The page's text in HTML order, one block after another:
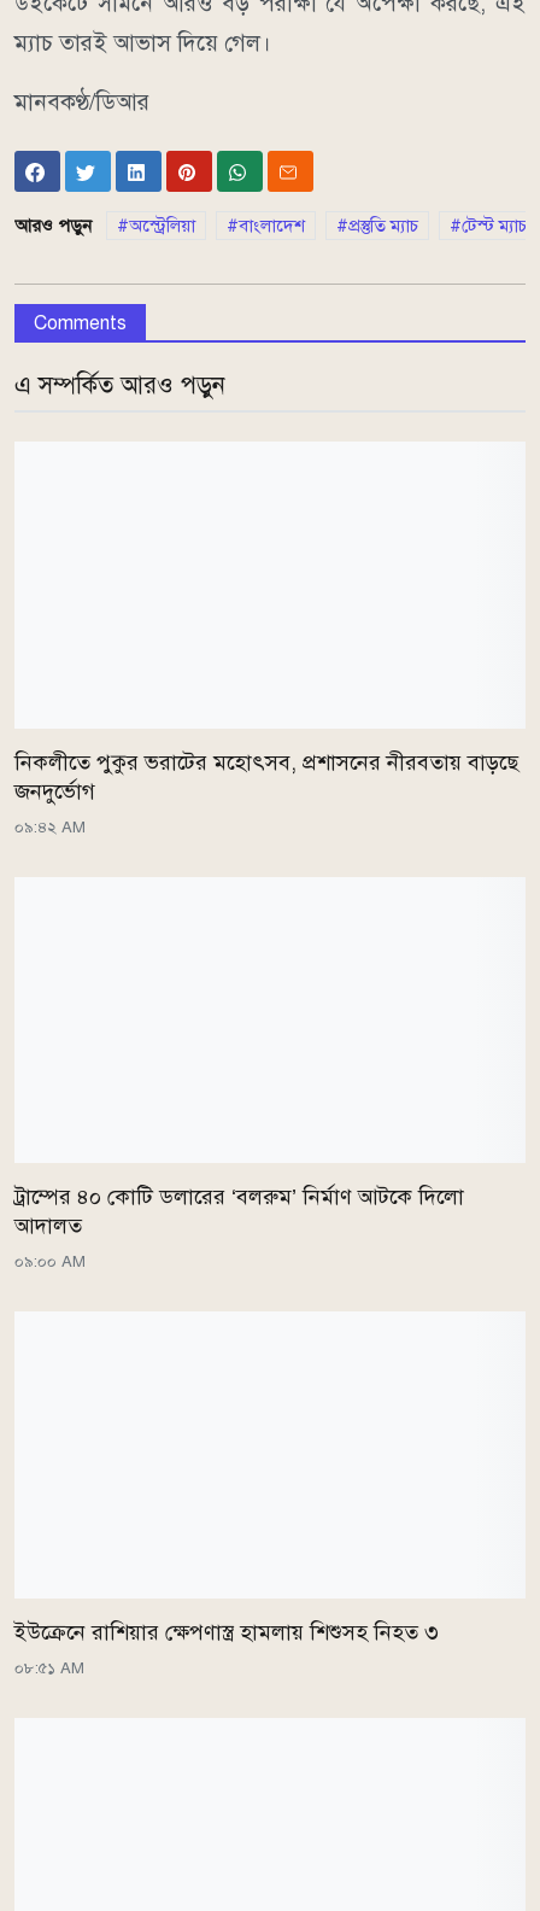
ম্যাচ তারই আভাস দিয়ে গেল।
মানবকণ্ঠ/ডিআর
আরও পড়ুন অস্ট্রেলিয়া বাংলাদেশ প্রস্তুতি ম্যাচ টেস্ট ম্যাচ
Comments
এ সম্পর্কিত আরও পড়ুন
নিকলীতে পুকুর ভরাটের মহোৎসব, প্রশাসনের নীরবতায় বাড়ছে
জনদুর্ভোগ
০৯:৪২ AM
ট্রাম্পের ৪০ কোটি ডলারের ‘বলরুম’ নির্মাণ আটকে দিলো
আদালত
০৯:০০ AM
ইউক্রেনে রাশিয়ার ক্ষেপণাস্ত্র হামলায় শিশুসহ নিহত ৩
০৮:৫১ AM